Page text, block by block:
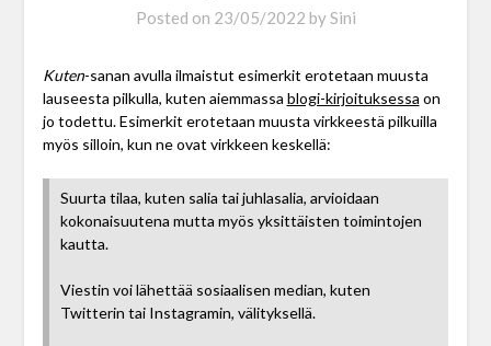
Posted on 23/05/2022 by Sini
Kuten-sanan avulla ilmaistut esimerkit erotetaan muusta
lauseesta pilkulla, kuten aiemmassa blogi-kirjoituksessa on
jo todettu. Esimerkit erotetaan muusta virkkeestä pilkuilla
myös silloin, kun ne ovat virkkeen keskellä:
Suurta tilaa, kuten salia tai juhlasalia, arvioidaan
kokonaisuutena mutta myös yksittäisten toimintojen
kautta.
Viestin voi lähettää sosiaalisen median, kuten
Twitterin tai Instagramin, välityksellä.